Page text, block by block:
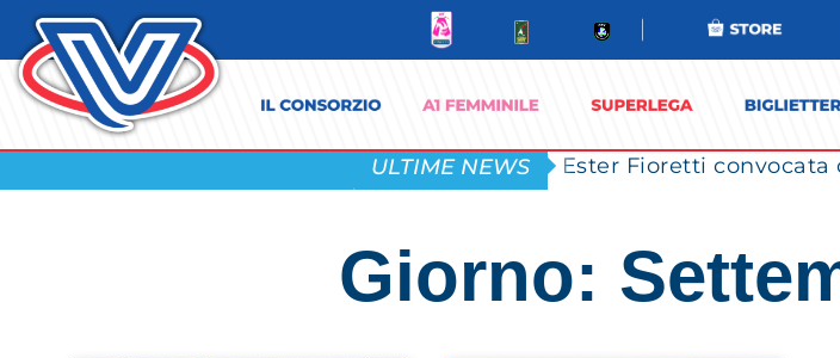
ULTIME NEWS Ester Fioretti convocata
Giorno: